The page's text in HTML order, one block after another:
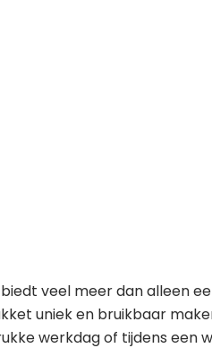
veel meer dan alleen
uniek en bruikbaar
werkdag of tijdens een